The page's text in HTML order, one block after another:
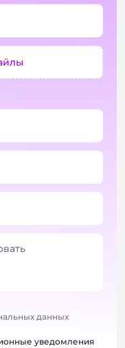
данных
уведомления